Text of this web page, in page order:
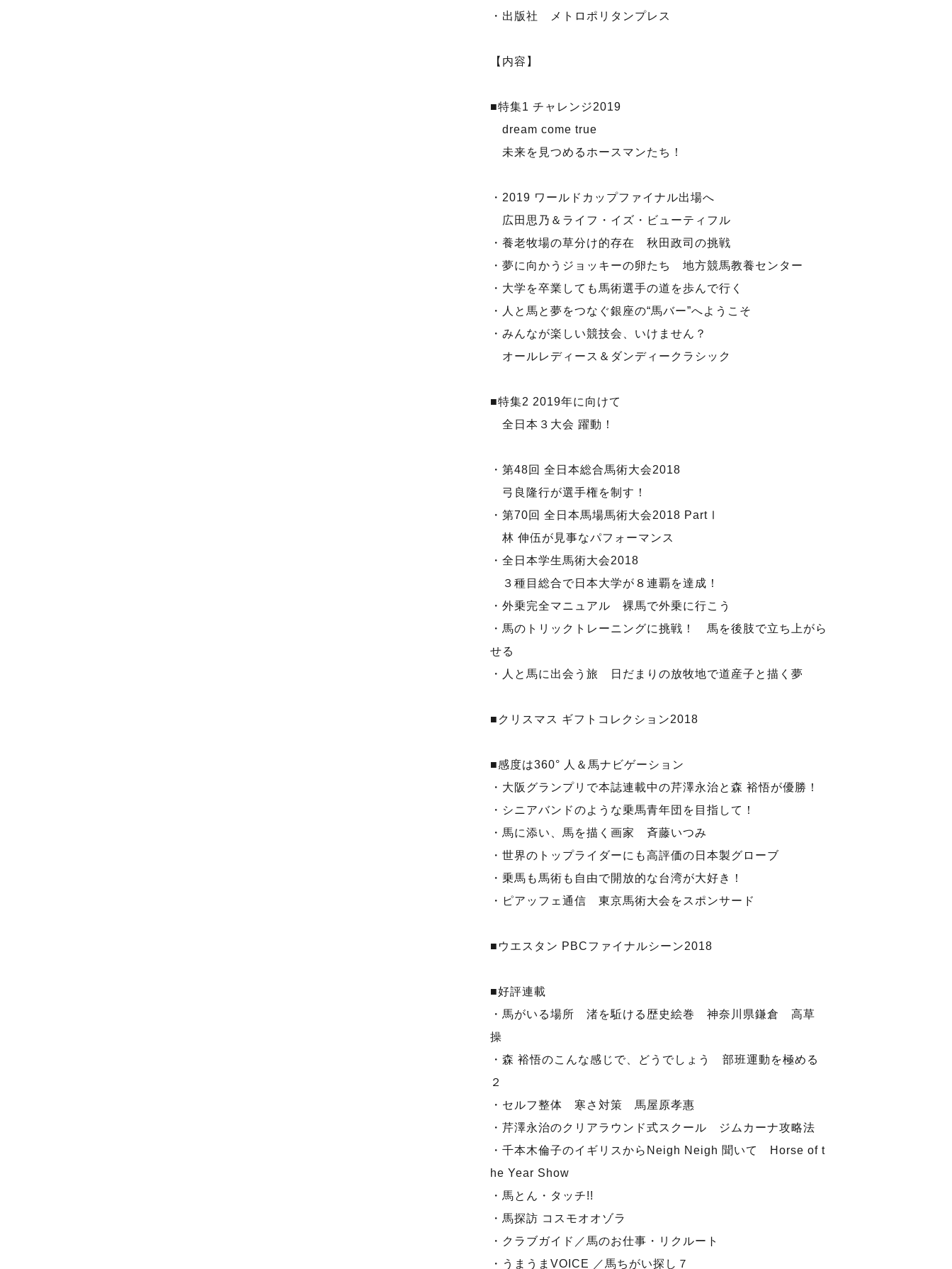
・出版社 メトロポリタンプレス
【内容】
■特集1 チャレンジ2019
dream come true
未来を見つめるホースマンたち！
・2019 ワールドカップファイナル出場へ
広田思乃＆ライフ・イズ・ビューティフル
・養老牧場の草分け的存在 秋田政司の挑戦
・夢に向かうジョッキーの卵たち 地方競馬教養センター
・大学を卒業しても馬術選手の道を歩んで行く
・人と馬と夢をつなぐ銀座の“馬バー”へようこそ
・みんなが楽しい競技会、いけません？
オールレディース＆ダンディークラシック
■特集2 2019年に向けて
全日本３大会 躍動！
・第48回 全日本総合馬術大会2018
弓良隆行が選手権を制す！
・第70回 全日本馬場馬術大会2018 PartⅠ
林 伸伍が見事なパフォーマンス
・全日本学生馬術大会2018
３種目総合で日本大学が８連覇を達成！
・外乗完全マニュアル 裸馬で外乗に行こう
・馬のトリックトレーニングに挑戦！ 馬を後肢で立ち上がら
せる
・人と馬に出会う旅 日だまりの放牧地で道産子と描く夢
■クリスマス ギフトコレクション2018
■感度は360° 人＆馬ナビゲーション
・大阪グランプリで本誌連載中の芹澤永治と森 裕悟が優勝！
・シニアバンドのような乗馬青年団を目指して！
・馬に添い、馬を描く画家 斉藤いつみ
・世界のトップライダーにも高評価の日本製グローブ
・乗馬も馬術も自由で開放的な台湾が大好き！
・ピアッフェ通信 東京馬術大会をスポンサード
■ウエスタン PBCファイナルシーン2018
■好評連載
・馬がいる場所 渚を駈ける歴史絵巻 神奈川県鎌倉 高草
操
・森 裕悟のこんな感じで、どうでしょう 部班運動を極める
２
・セルフ整体 寒さ対策 馬屋原孝惠
・芹澤永治のクリアラウンド式スクール ジムカーナ攻略法
・千本木倫子のイギリスからNeigh Neigh 聞いて Horse of t
he Year Show
・馬とん・タッチ!!
・馬探訪 コスモオオゾラ
・クラブガイド／馬のお仕事・リクルート
・うまうまVOICE ／馬ちがい探し７